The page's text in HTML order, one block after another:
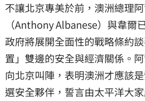
不讓北京專美於前，澳洲總理
（Anthony Albanese）與韋爾
政府將展開全面性的戰略條約
置」雙邊的安全與經濟關係。
向北京叫陣，表明澳洲才應該
選安全夥伴，誓言由太平洋大